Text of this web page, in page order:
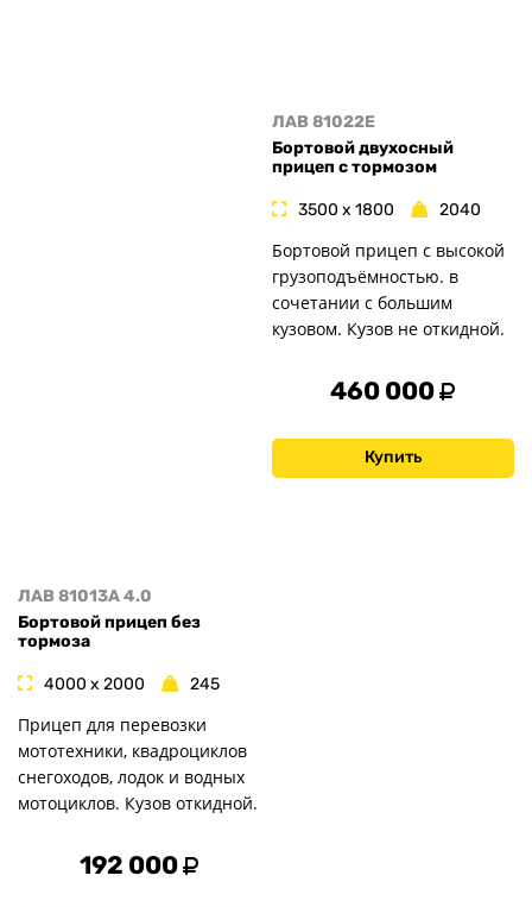
ЛАВ 81013A 4.0
Бортовой прицеп без
тормоза
4000 x 2000 245
Прицеп для перевозки
мототехники, квадроциклов
снегоходов, лодок и водных
мотоциклов. Кузов откидной.
192 000
ЛАВ 81022E
Бортовой двухосный
прицеп с тормозом
3500 x 1800 2040
Бортовой прицеп с высокой
грузоподъёмностью. в
сочетании с большим
кузовом. Кузов не откидной.
460 000
Купить